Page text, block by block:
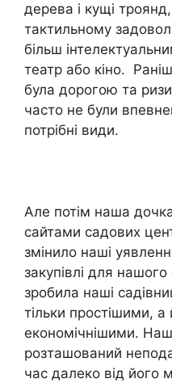
дерева і кущі
тактильному
більш
театр або кіно.
була дорогою та
часто не були
потрібні види.
Але потім наша
сайтами садових
змінило наші
закупівлі для
зробила наші
тільки простішими,
економічнішими.
розташований
час далеко від його